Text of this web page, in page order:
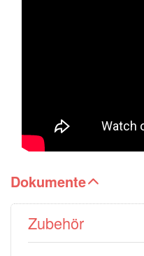
Dokumente
Zubehör